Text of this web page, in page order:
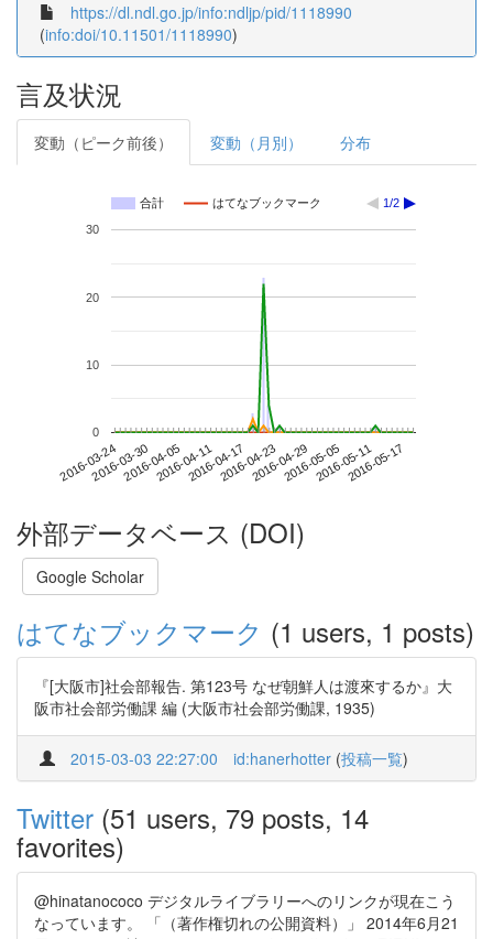
https://dl.ndl.go.jp/info:ndljp/pid/1118990
(info:doi/10.11501/1118990)
言及状況
変動（ピーク前後） 変動（月別） 分布
合計 はてなブックマーク 1/2
2016-03-242016-03-302016-04-052016-04-112016-04-172016-04-232016-04-292016-05-052016-05-112016-05-17
0
10
20
30
外部データベース (DOI)
Google Scholar
はてなブックマーク (1 users, 1 posts)
『[大阪市]社会部報告. 第123号 なぜ朝鮮人は渡來するか』大
阪市社会部労働課 編 (大阪市社会部労働課, 1935)
2015-03-03 22:27:00 id:hanerhotter (投稿一覧)
Twitter (51 users, 79 posts, 14
favorites)
@hinatanococo デジタルライブラリーへのリンクが現在こう
なっています。 「（著作権切れの公開資料）」 2014年6月21